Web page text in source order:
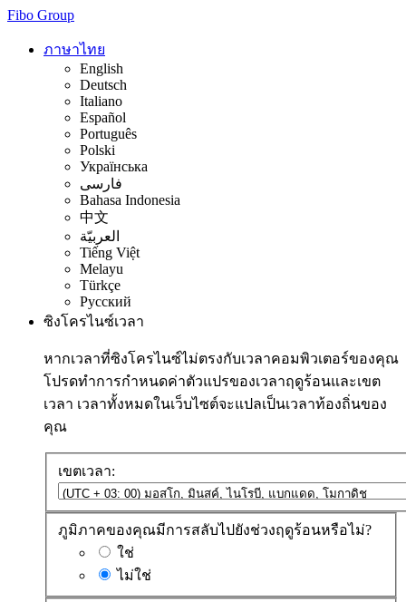
Fibo Group
ภาษาไทย
English
Deutsch
Italiano
Español
Português
Polski
Українська
فارسی
Bahasa Indonesia
中文
العربيّة
Tiếng Việt
Melayu
Türkçe
Русский
ซิงโครไนซ์เวลา
หากเวลาที่ซิงโครไนซ์ไม่ตรงกับเวลาคอมพิวเตอร์ของคุณ
โปรดทำการกำหนดค่าตัวแปรของเวลาฤดูร้อนและเขต
เวลา เวลาทั้งหมดในเว็บไซต์จะแปลเป็นเวลาท้องถิ่นของ
คุณ
เขตเวลา:
ภูมิภาคของคุณมีการสลับไปยังช่วงฤดูร้อนหรือไม่?
ใช่
ไม่ใช่